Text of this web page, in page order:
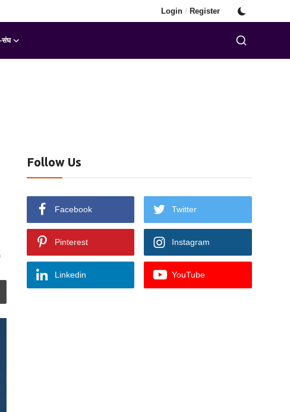
Login / Register
संघ
Follow Us
Facebook Twitter
Pinterest Instagram
Linkedin YouTube